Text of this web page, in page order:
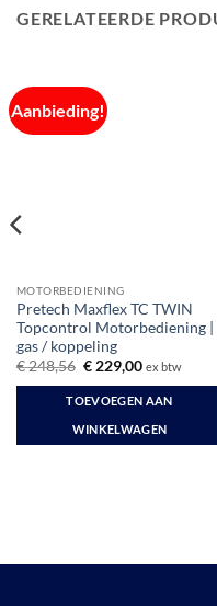
GERELATEERDE
Aanbieding!
MOTORBEDIENING
Pretech Maxflex TC TWIN
Topcontrol Motorbediening |
gas / koppeling
€248,56 Oorspronkelijke
was:
€ 248,56.
€229,00Huidige
is:
€ 229,00.
ex btw
TOEVOEGEN AAN
WINKELWAGEN